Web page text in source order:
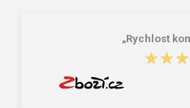
„Rychlost